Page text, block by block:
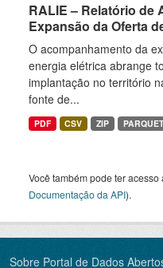
RALIE – Relatório de
Expansão da Oferta
O acompanhamento da
energia elétrica abrange
implantação no território
fonte de...
PDF CSV ZIP PARQUET
Você também pode ter
Documentação da API).
Sobre Portal de Dados